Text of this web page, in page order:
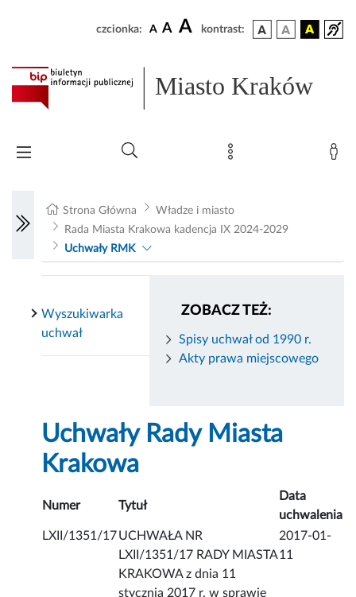
czcionka: A A A kontrast:
Miasto Kraków
Strona Główna
Władze i miasto
Rada Miasta Krakowa kadencja IX 2024-2029
Uchwały RMK
ZOBACZ TEŻ:
Spisy uchwał od 1990 r.
Akty prawa miejscowego
Wyszukiwarka
uchwał
Uchwały Rady Miasta
Krakowa
Numer Tytuł
Data
uchwalenia
LXII/1351/17UCHWAŁA NR
LXII/1351/17 RADY MIASTA
KRAKOWA z dnia 11
stycznia 2017 r. w sprawie
2017-01-
11